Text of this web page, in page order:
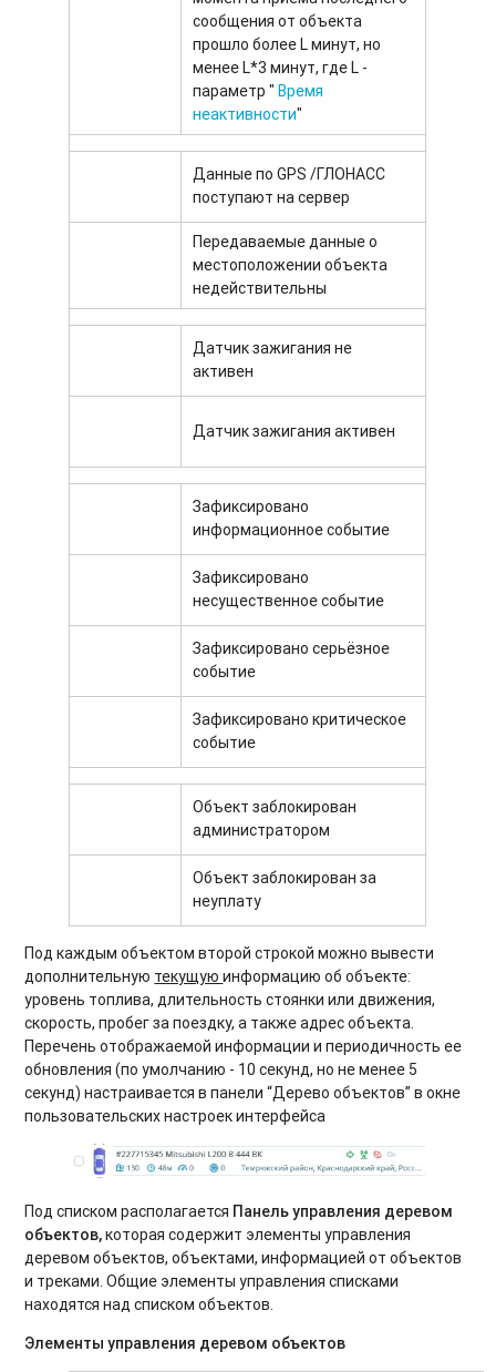
сообщения от объекта
прошло более L минут, но
менее L*3 минут, где L -
параметр "Время
неактивности"
Данные по GPS /ГЛОНАСС
поступают на сервер
Передаваемые данные о
местоположении объекта
недействительны
Датчик зажигания не
активен
Датчик зажигания активен
Зафиксировано
информационное событие
Зафиксировано
несущественное событие
Зафиксировано серьёзное
событие
Зафиксировано критическое
событие
Объект заблокирован
администратором
Объект заблокирован за
неуплату
Под каждым объектом второй строкой можно вывести
дополнительную текущуюинформацию об объекте:
уровень топлива, длительность стоянки или движения,
скорость, пробег за поездку, а также адрес объекта.
Перечень отображаемой информации и периодичность ее
обновления (по умолчанию - 10 секунд, но не менее 5
секунд) настраивается в панели “Дерево объектов” в окне
пользовательских настроек интерфейса
Под списком располагается Панель управления деревом
объектов,которая содержит элементы управления
деревом объектов, объектами, информацией от объектов
и треками. Общие элементы управления списками
находятся над списком объектов.
Элементы управления деревом объектов